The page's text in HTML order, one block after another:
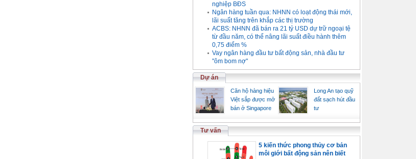
nghiệp BĐS
Ngân hàng tuần qua: NHNN có loạt động thái mới,
lãi suất tăng trên khắp các thị trường
ACBS: NHNN đã bán ra 21 tỷ USD dự trữ ngoại tệ
từ đầu năm, có thể nâng lãi suất điều hành thêm
0,75 điểm %
Vay ngân hàng đầu tư bất động sản, nhà đầu tư
"ôm bom nợ"
Dự án
Căn hộ hàng hiệu
Việt sắp được mở
bán ở Singapore
Long An tạo quỹ
đất sạch hút đầu
tư
Tư vấn
5 kiến thức phong thủy cơ bản
môi giới bất động sản nên biết